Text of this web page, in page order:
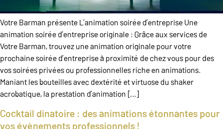
Votre Barman présente L’animation soirée d’entreprise Une
animation soirée d’entreprise originale : Grâce aux services de
Votre Barman, trouvez une animation originale pour votre
prochaine soirée d’entreprise à proximité de chez vous pour des
vos soirées privées ou professionnelles riche en animations.
Maniant les bouteilles avec dextérité et virtuose du shaker
acrobatique, la prestation d’animation […]
Cocktail dinatoire : des animations étonnantes pour
vos évènements professionnels !